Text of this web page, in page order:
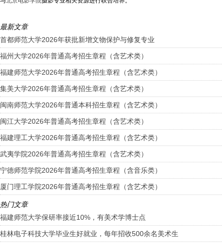
最新文章
首都师范大学2026年获批新增文物保护与修复专业
福州大学2026年普通高考招生章程（含艺术类）
福建师范大学2026年普通高考招生章程（含艺术类）
集美大学2026年普通高考招生章程（含艺术类）
闽南师范大学2026年普通本科招生章程（含艺术类）
闽江大学2026年普通高考招生章程（含艺术类）
福建理工大学2026年普通高考招生章程（含艺术类）
武夷学院2026年普通高考招生章程（含艺术类）
宁德师范学院2026年普通高考招生章程（含音乐类）
厦门理工学院2026年普通高考招生章程（含艺术类）
热门文章
福建师范大学保研率接近10%，有美术学博士点
桂林电子科技大学毕业生好就业，每年招收500余名美术生